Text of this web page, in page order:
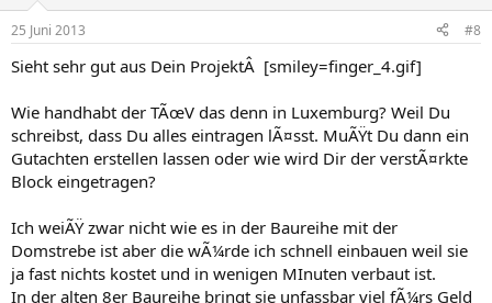
25 Juni 2013 #8
Sieht sehr gut aus Dein ProjektÂ [smiley=finger_4.gif]
Wie handhabt der TÃœV das denn in Luxemburg? Weil Du
schreibst, dass Du alles eintragen lÃ¤sst. MuÃŸt Du dann ein
Gutachten erstellen lassen oder wie wird Dir der verstÃ¤rkte
Block eingetragen?
Ich weiÃŸ zwar nicht wie es in der Baureihe mit der
Domstrebe ist aber die wÃ¼rde ich schnell einbauen weil sie
ja fast nichts kostet und in wenigen MInuten verbaut ist.
In der alten 8er Baureihe bringt sie unfassbar viel fÃ¼rs Geld